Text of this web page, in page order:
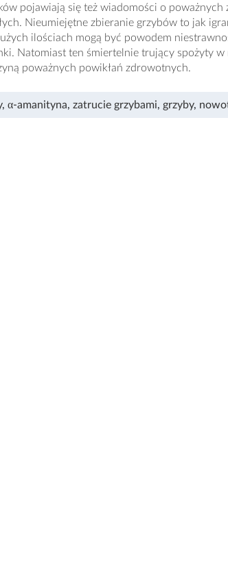
pojawiają się też wiadomości o
Nieumiejętne zbieranie grzybów to jak
ilościach mogą być powodem
Natomiast ten śmiertelnie trujący spożyty
poważnych powikłań zdrowotnych.
, α-amanityna, zatrucie grzybami, grzyby,